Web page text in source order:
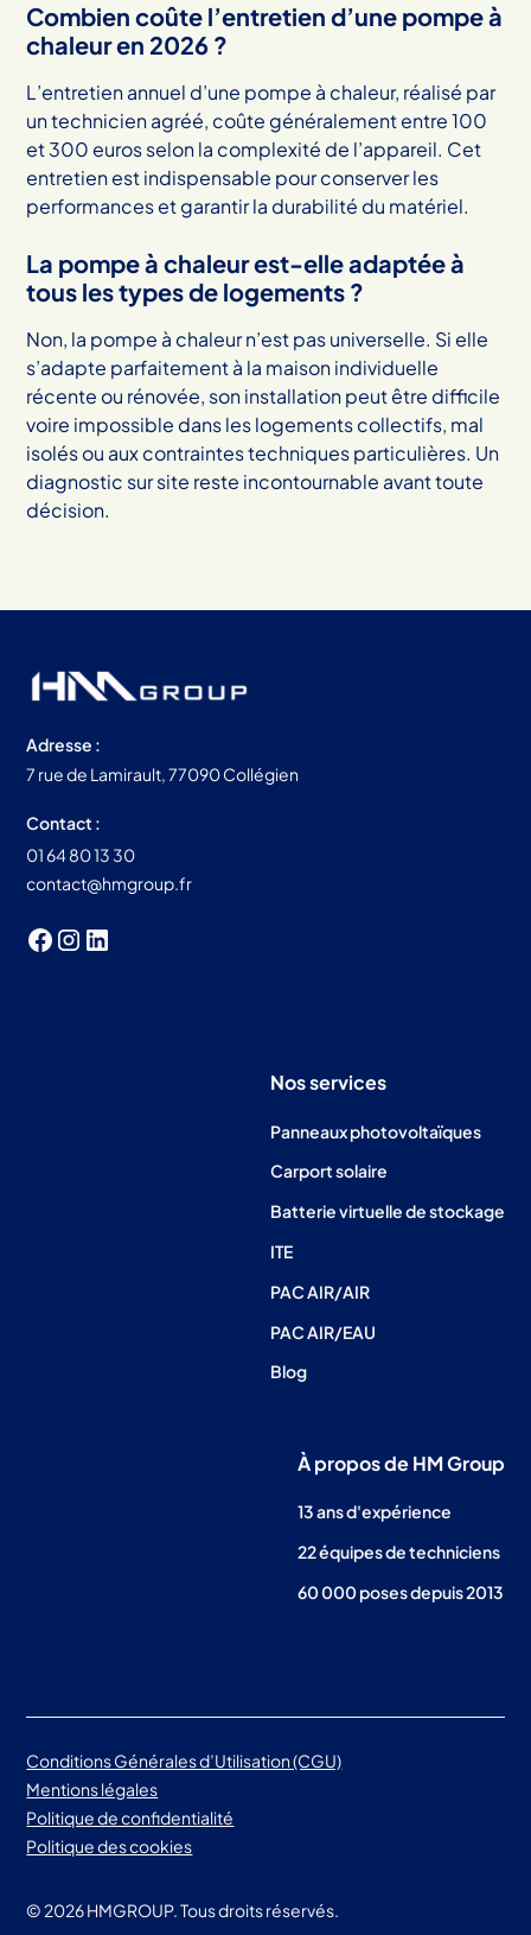
Combien coûte l’entretien d’une pompe à
chaleur en 2026 ?
L’entretien annuel d’une pompe à chaleur, réalisé par
un technicien agréé, coûte généralement entre 100
et 300 euros selon la complexité de l’appareil. Cet
entretien est indispensable pour conserver les
performances et garantir la durabilité du matériel.
La pompe à chaleur est-elle adaptée à
tous les types de logements ?
Non, la pompe à chaleur n’est pas universelle. Si elle
s’adapte parfaitement à la maison individuelle
récente ou rénovée, son installation peut être difficile
voire impossible dans les logements collectifs, mal
isolés ou aux contraintes techniques particulières. Un
diagnostic sur site reste incontournable avant toute
décision.
Adresse :
7 rue de Lamirault, 77090 Collégien
Contact :
01 64 80 13 30
contact@hmgroup.fr
Nos services
Panneaux photovoltaïques
Carport solaire
Batterie virtuelle de stockage
ITE
PAC AIR/AIR
PAC AIR/EAU
Blog
À propos de HM Group
13 ans d'expérience
22 équipes de techniciens
60 000 poses depuis 2013
© 2026HMGROUP. Tous droits réservés.
Conditions Générales d’Utilisation (CGU)
Mentions légales
Politique de confidentialité
Politique des cookies